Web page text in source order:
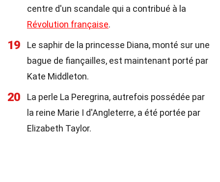
centre d'un scandale qui a contribué à la
Révolution française.
19
Le saphir de la princesse Diana, monté sur une
bague de fiançailles, est maintenant porté par
Kate Middleton.
20
La perle La Peregrina, autrefois possédée par
la reine Marie I d'Angleterre, a été portée par
Elizabeth Taylor.